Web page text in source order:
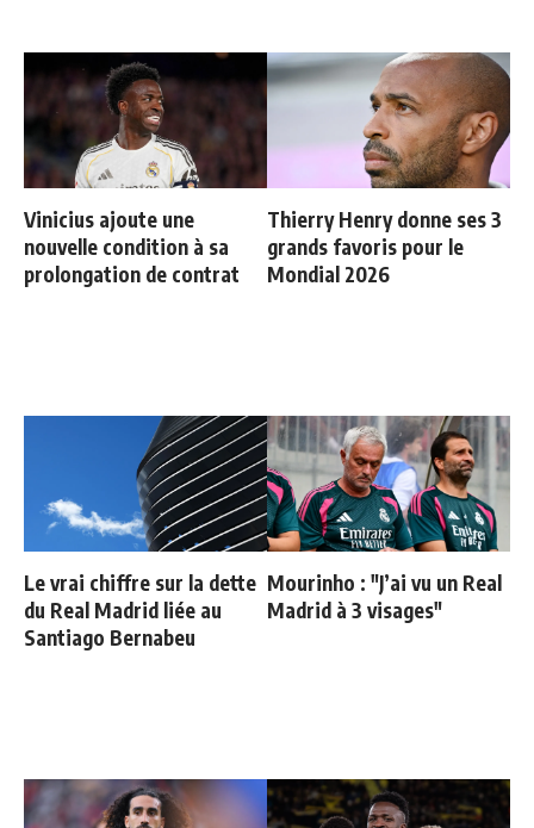
Vinicius ajoute une
nouvelle condition à sa
prolongation de contrat
Thierry Henry donne ses 3
grands favoris pour le
Mondial 2026
Le vrai chiffre sur la dette
du Real Madrid liée au
Santiago Bernabeu
Mourinho : "J’ai vu un Real
Madrid à 3 visages"